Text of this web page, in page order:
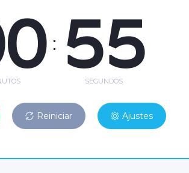
: 55
SEGUNDOS
Reiniciar Ajustes